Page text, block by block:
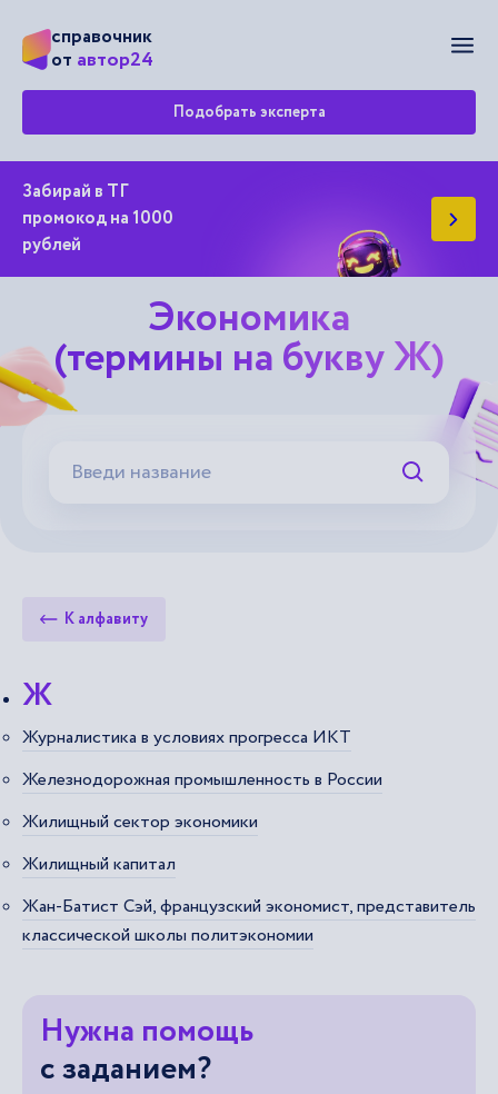
справочник
от автор24
Подобрать эксперта
Забирай в ТГ
промокод на 1000
рублей
Экономика
(термины на букву Ж)
Искать
К алфавиту
Ж
Журналистика в условиях прогресса ИКТ
Железнодорожная промышленность в России
Жилищный сектор экономики
Жилищный капитал
Жан-Батист Сэй, французский экономист, представитель
классической школы политэкономии
Нужна помощь
с заданием?